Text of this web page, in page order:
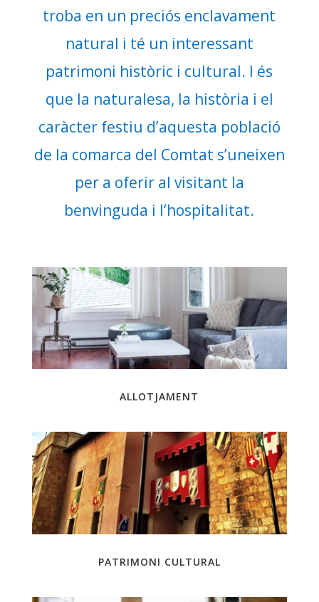
troba en un preciós enclavament
natural i té un interessant
patrimoni històric i cultural. I és
que la naturalesa, la història i el
caràcter festiu d’aquesta població
de la comarca del Comtat s’uneixen
per a oferir al visitant la
benvinguda i l’hospitalitat.
ALLOTJAMENT
PATRIMONI CULTURAL